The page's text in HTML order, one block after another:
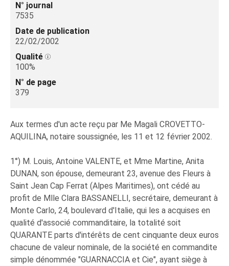
N° journal
7535
Date de publication
22/02/2002
Qualité
100%
N° de page
379
Aux termes d'un acte reçu par Me Magali CROVETTO-
AQUILINA, notaire soussignée, les 11 et 12 février 2002.
1°) M. Louis, Antoine VALENTE, et Mme Martine, Anita
DUNAN, son épouse, demeurant 23, avenue des Fleurs à
Saint Jean Cap Ferrat (Alpes Maritimes), ont cédé au
profit de Mlle Clara BASSANELLI, secrétaire, demeurant à
Monte Carlo, 24, boulevard d'Italie, qui les a acquises en
qualité d'associé commanditaire, la totalité soit
QUARANTE parts d'intérêts de cent cinquante deux euros
chacune de valeur nominale, de la société en commandite
simple dénommée "GUARNACCIA et Cie", ayant siège à